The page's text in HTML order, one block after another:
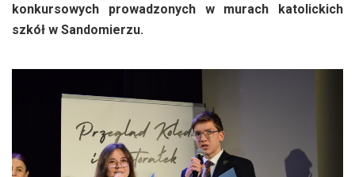
konkursowych prowadzonych w murach katolickich
szkół w Sandomierzu.